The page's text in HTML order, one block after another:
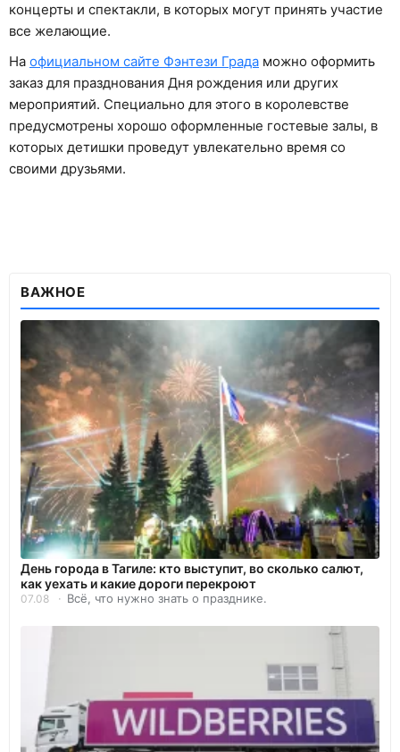
концерты и спектакли, в которых могут принять участие
все желающие.
На официальном сайте Фэнтези Града можно оформить
заказ для празднования Дня рождения или других
мероприятий. Специально для этого в королевстве
предусмотрены хорошо оформленные гостевые залы, в
которых детишки проведут увлекательно время со
своими друзьями.
ВАЖНОЕ
День города в Тагиле: кто выступит, во сколько салют,
как уехать и какие дороги перекроют
07.08 Всё, что нужно знать о празднике.